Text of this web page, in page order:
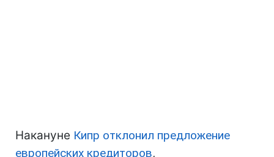
Накануне Кипр отклонил предложение
европейских кредиторов,